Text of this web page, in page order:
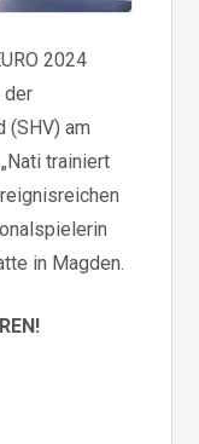
2024
der
(SHV) am
trainiert
in Magden.